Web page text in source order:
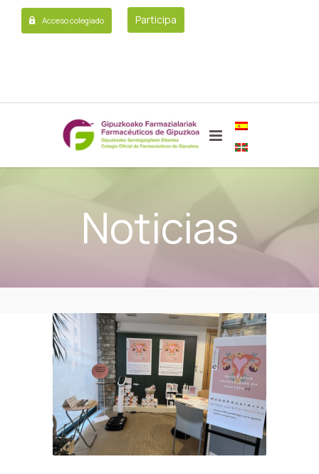
Acceso colegiado Participa
Noticias